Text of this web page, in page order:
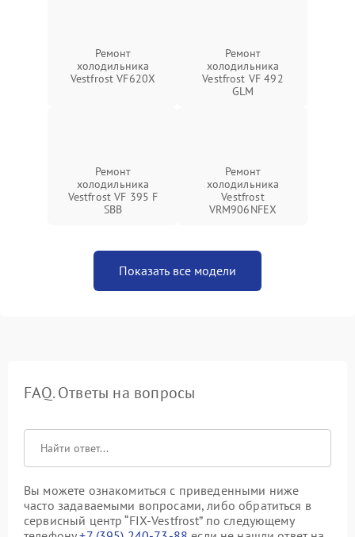
Ремонт
холодильника
Vestfrost VF620X
Ремонт
холодильника
Vestfrost VF 492
GLM
Ремонт
холодильника
Vestfrost VF 395 F
SBB
Ремонт
холодильника
Vestfrost
VRM906NFEX
Показать все модели
FAQ. Ответы на вопросы
Вы можете ознакомиться с приведенными ниже
часто задаваемыми вопросами, либо обратиться в
сервисный центр “FIX-Vestfrost” по следующему